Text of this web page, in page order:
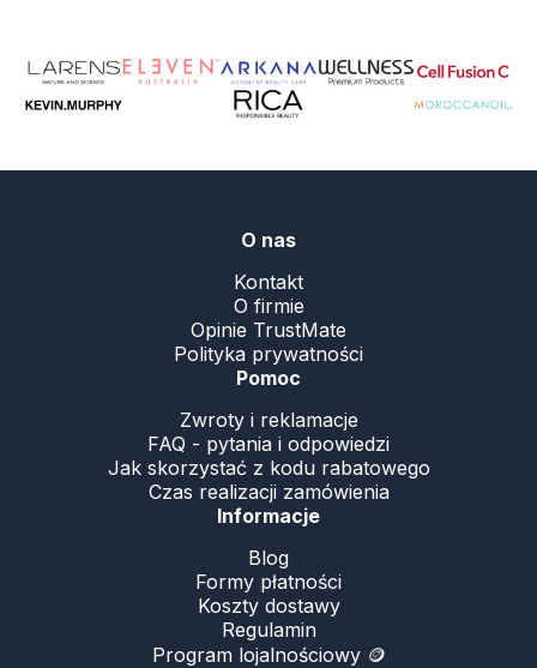
O nas
Kontakt
O firmie
Opinie TrustMate
Polityka prywatności
Pomoc
Zwroty i reklamacje
FAQ - pytania i odpowiedzi
Jak skorzystać z kodu rabatowego
Czas realizacji zamówienia
Informacje
Blog
Formy płatności
Koszty dostawy
Regulamin
Program lojalnościowy 🪙